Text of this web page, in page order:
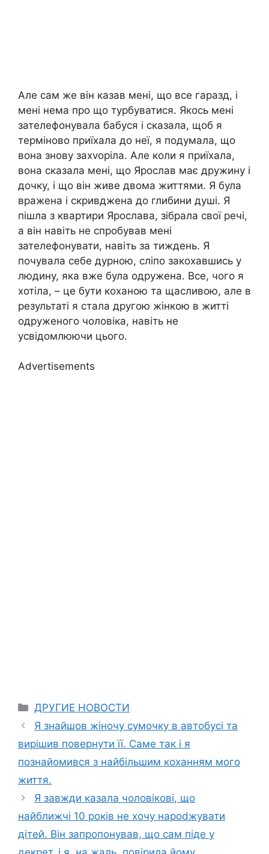
Але сам же він казав мені, що все гаразд, і
мені нема про що турбуватися. Якось мені
зателефонувала бабуся і сказала, щоб я
терміново приїхала до неї, я подумала, що
вона знову захvоріла. Але коли я приїхала,
вона сказала мені, що Ярослав має дружину і
дочку, і що він живе двома життями. Я була
вражена і скривджена до глибини душі. Я
пішла з квартири Ярослава, зібрала свої речі,
а він навіть не спробував мені
зателефонувати, навіть за тиждень. Я
почувала себе дурною, сліпо закохавшись у
людину, яка вже була одружена. Все, чого я
хотіла, – це бути коханою та щасливою, але в
результаті я стала другою жінкою в житті
одруженого чоловіка, навіть не
усвідомлюючи цього.
Advertisements
Categories
ДРУГИЕ НОВОСТИ
Я знайшов жіночу сумочку в автобусі та
вирішив повернути її. Саме так і я
познайомився з найбільшим коханням мого
життя.
Я завжди казала чоловікові, що
найближчі 10 років не хочу нароdжувати
дітей. Він запропонував, що сам піде у